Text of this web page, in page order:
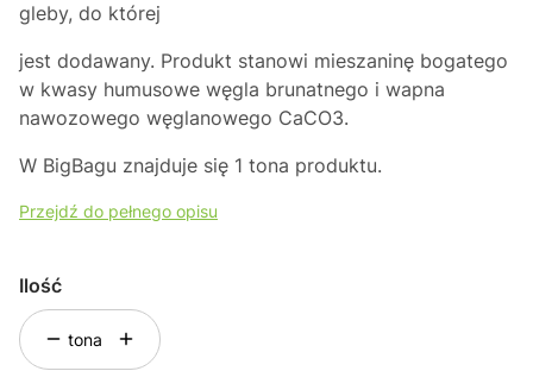
gleby, do której
jest dodawany. Produkt stanowi mieszaninę bogatego
w kwasy humusowe węgla brunatnego i wapna
nawozowego węglanowego CaCO3.
W BigBagu znajduje się 1 tona produktu.
Przejdź do pełnego opisu
Ilość
tona